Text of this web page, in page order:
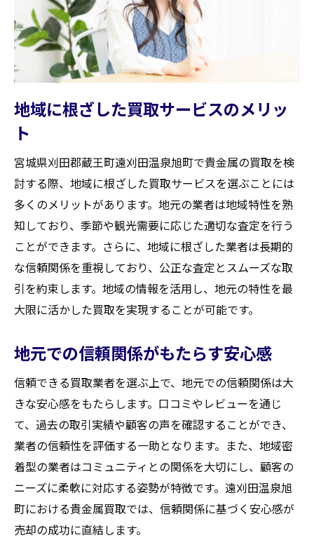
地域密着型サービスの選び方
信頼できる買取業者を見つけるための効果的な
方法
オンラインとオフラインの口コミ活用術
買取実績から見る業者の信頼性
フィードバックを基にした業者選定
直接訪問で確かめる査定の質
貴金属の買取相場を賢くチェックするためのポ
イント
市場価格を把握するための情報源
インターネットを駆使した相場調査法
地域の相場と全国平均の比較
価格変動を見越したタイミングのコツ
専門家の意見とアドバイスを活用する
出張買取サービスを活用して貴金属を高く売る
方法
出張買取のメリットとデメリット
サービス利用前の注意点
訪問時に確認すべき事項
便利なサービスを最大限に活用するヒント
地域に根ざした買取サービスのメリッ
ト
宮城県刈田郡蔵王町遠刈田温泉旭町で貴金属の買取を検
討する際、地域に根ざした買取サービスを選ぶことには
多くのメリットがあります。地元の業者は地域特性を熟
知しており、季節や観光需要に応じた適切な査定を行う
ことができます。さらに、地域に根ざした業者は長期的
な信頼関係を重視しており、公正な査定とスムーズな取
引を約束します。地域の情報を活用し、地元の特性を最
大限に活かした買取を実現することが可能です。
地元での信頼関係がもたらす安心感
信頼できる買取業者を選ぶ上で、地元での信頼関係は大
きな安心感をもたらします。口コミやレビューを通じ
て、過去の取引実績や顧客の声を確認することができ、
業者の信頼性を評価する一助となります。また、地域密
着型の業者はコミュニティとの関係を大切にし、顧客の
ニーズに柔軟に対応する姿勢が特徴です。遠刈田温泉旭
町における貴金属買取では、信頼関係に基づく安心感が
売却の成功に直結します。